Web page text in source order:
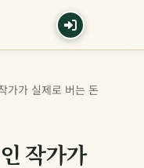
가가 실제로 버는 돈
작가가